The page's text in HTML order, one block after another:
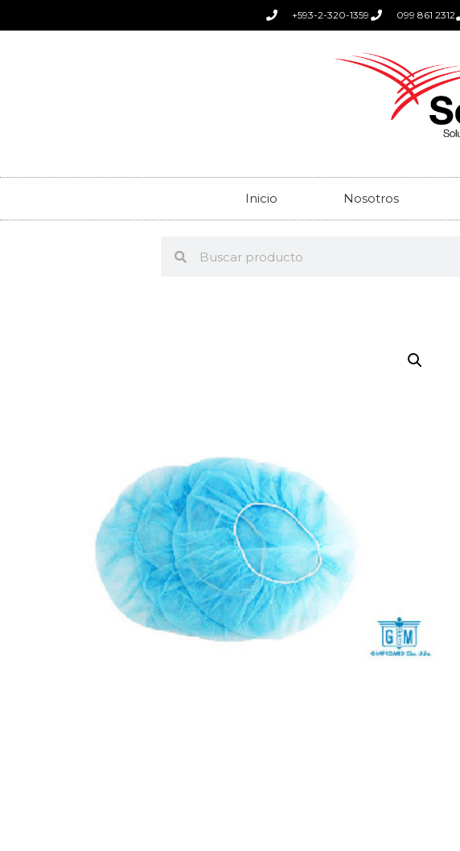
+593-2-320-1359 099 861 2312
Inicio Nosotros